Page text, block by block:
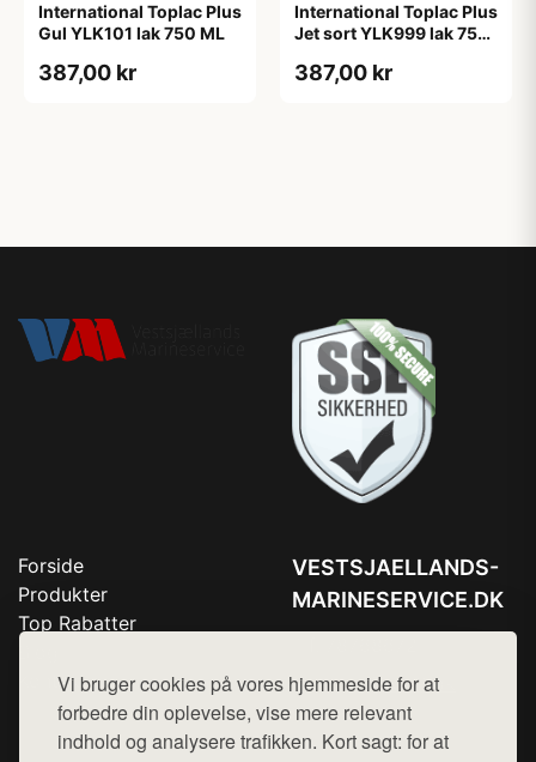
Vi bruger cookies på vores hjemmeside for at
forbedre din oplevelse, vise mere relevant
indhold og analysere trafikken. Kort sagt: for at
International Toplac Plus
Gul YLK101 lak 750 ML
387,00 kr
International Toplac Plus
Jet sort YLK999 lak 750
387,00 kr
Forside
Produkter
Top Rabatter
Kontakt
VESTSJAELLANDS-
MARINESERVICE.DK
Mail:hej@want.dk
Cookie- og privatlivspolitik